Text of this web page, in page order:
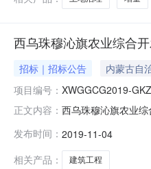
西乌珠穆沁旗农业综合
招标｜招标公告
内蒙古自
项目编号： XWGGCG2019-
正文内容： 西乌珠穆沁旗农业
文件编号：
类）1详见
发布时间： 2019-11-04
相关产品：
建筑工程